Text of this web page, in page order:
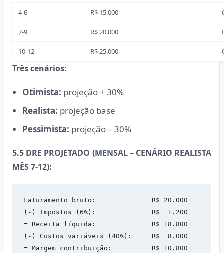
4-6 R$ 15.000
7-9 R$ 20.000
10-12 R$ 25.000
Três cenários:
Otimista: projeção + 30%
Realista: projeção base
Pessimista: projeção – 30%
5.5 DRE PROJETADO (MENSAL – CENÁRIO REALISTA
MÊS 7-12):
Faturamento bruto:              R$ 20.000
(-) Impostos (6%):              R$  1.200
= Receita líquida:              R$ 18.800
(-) Custos variáveis (40%):     R$  8.000
= Margem contribuição:          R$ 10.800